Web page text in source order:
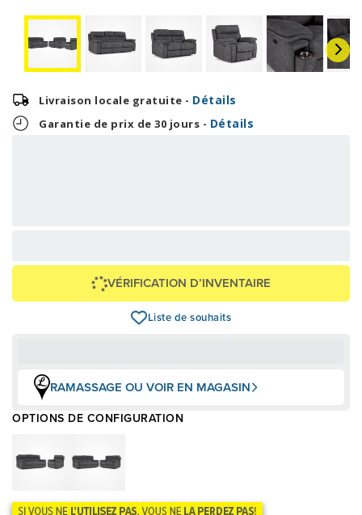
Livraison locale gratuite - Détails
Garantie de prix de 30 jours - Détails
VÉRIFICATION D’INVENTAIRE
Liste de souhaits
RAMASSAGE OU VOIR EN MAGASIN
OPTIONS DE CONFIGURATION